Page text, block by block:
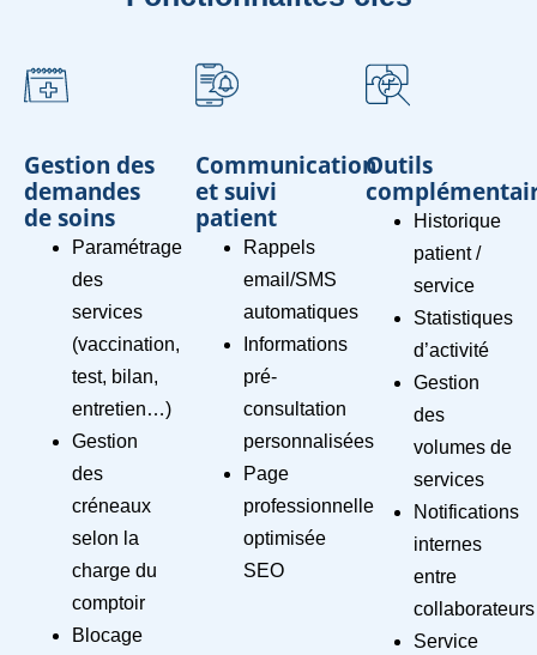
Gestion des
demandes
de soins
Paramétrage
des
services
(vaccination,
test, bilan,
entretien…)
Gestion
des
créneaux
selon la
charge du
comptoir
Blocage
Communication
et suivi
patient
Rappels
email/SMS
automatiques
Informations
pré-
consultation
personnalisées
Page
professionnelle
optimisée
SEO
Outils
Historique
patient /
service
Statistiques
d’activité
Gestion
des
volumes de
services
Notifications
internes
entre
collaborateurs
Service